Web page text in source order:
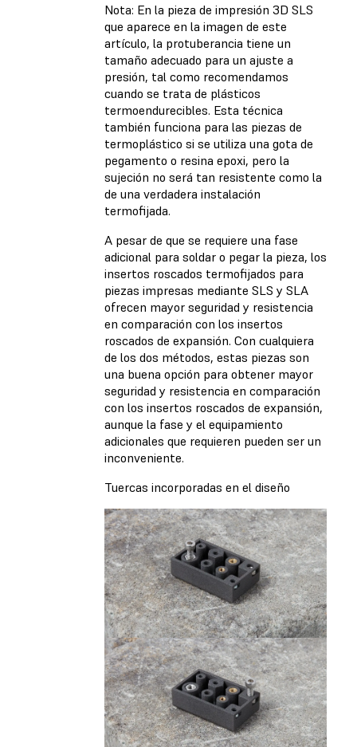
Nota: En la pieza de impresión 3D SLS
que aparece en la imagen de este
artículo, la protuberancia tiene un
tamaño adecuado para un ajuste a
presión, tal como recomendamos
cuando se trata de plásticos
termoendurecibles. Esta técnica
también funciona para las piezas de
termoplástico si se utiliza una gota de
pegamento o resina epoxi, pero la
sujeción no será tan resistente como la
de una verdadera instalación
termofijada.
A pesar de que se requiere una fase
adicional para soldar o pegar la pieza, los
insertos roscados termofijados para
piezas impresas mediante SLS y SLA
ofrecen mayor seguridad y resistencia
en comparación con los insertos
roscados de expansión. Con cualquiera
de los dos métodos, estas piezas son
una buena opción para obtener mayor
seguridad y resistencia en comparación
con los insertos roscados de expansión,
aunque la fase y el equipamiento
adicionales que requieren pueden ser un
inconveniente.
Tuercas incorporadas en el diseño